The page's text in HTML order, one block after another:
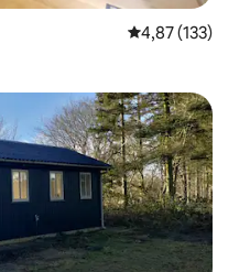
Évaluation
4,87 (133)